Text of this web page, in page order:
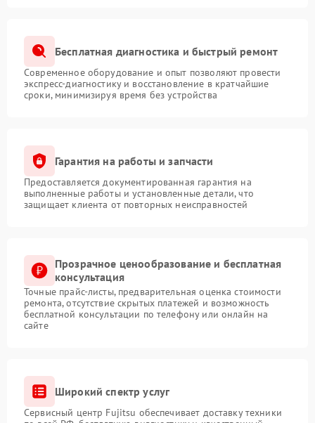
Бесплатная диагностика и быстрый ремонт
Современное оборудование и опыт позволяют провести
экспресс-диагностику и восстановление в кратчайшие
сроки, минимизируя время без устройства
Гарантия на работы и запчасти
Предоставляется документированная гарантия на
выполненные работы и установленные детали, что
защищает клиента от повторных неисправностей
Прозрачное ценообразование и бесплатная
консультация
Точные прайс-листы, предварительная оценка стоимости
ремонта, отсутствие скрытых платежей и возможность
бесплатной консультации по телефону или онлайн на
сайте
Широкий спектр услуг
Сервисный центр Fujitsu обеспечивает доставку техники